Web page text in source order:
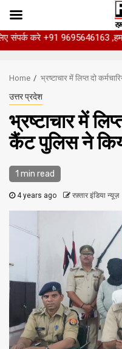
+91 9695646163 ,हमारे
content
Home भ्रष्टाचार में लिप्त दो
उत्तर प्रदेश
भ्रष्टाचार में
कैंट पुलिस ने
1 min read
4 years ago रफ़्तार इंडिया न्यूज़